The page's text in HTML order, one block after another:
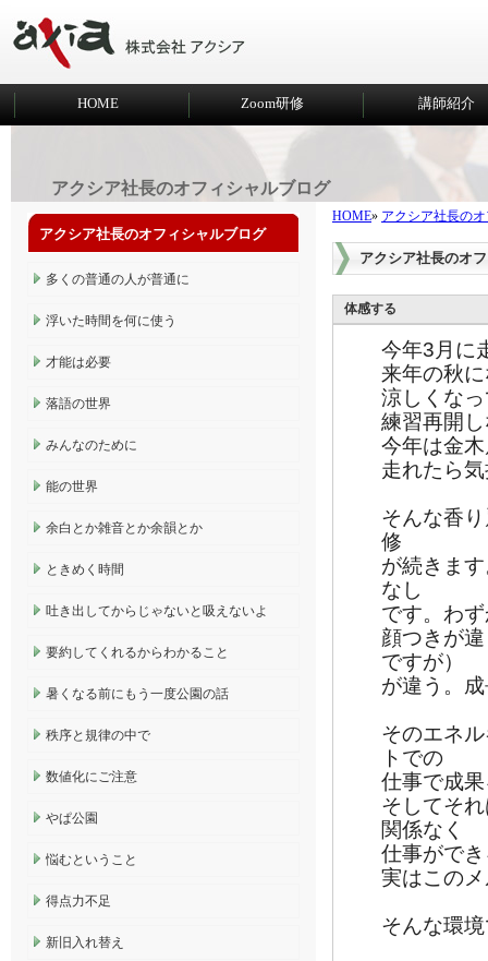
HOME Zoom研修 講師紹介
アクシア社長のオフィシャルブログ
HOME» アクシア社長の
アクシア社長のオ
体感する
今年3月に
来年の秋
涼しくな
練習再開
今年は金
走れたら
そんな香
修
が続きま
なし
です。わ
顔つきが
ですが）
が違う。
そのエネ
トでの
仕事で成
そしてそ
関係なく
仕事がで
実はこの
そんな環
アクシア社長のオフィシャルブログ
多くの普通の人が普通に
浮いた時間を何に使う
才能は必要
落語の世界
みんなのために
能の世界
余白とか雑音とか余韻とか
ときめく時間
吐き出してからじゃないと吸えないよ
要約してくれるからわかること
暑くなる前にもう一度公園の話
秩序と規律の中で
数値化にご注意
やぱ公園
悩むということ
得点力不足
新旧入れ替え